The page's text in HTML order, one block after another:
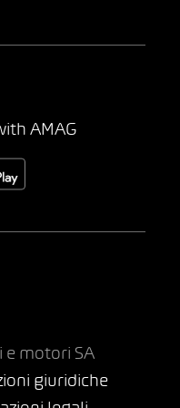
AMAG
e motori SA
giuridiche